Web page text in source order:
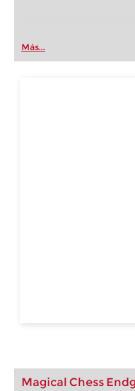
Más...
Magical Chess